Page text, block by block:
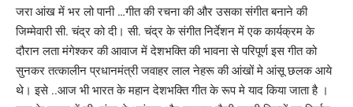
जरा आंख में भर लो पानी …गीत की रचना की और उसका संगीत बनाने की
जिम्मेवारी सी. चंद्र को दी। सी. चंद्र के संगीत निर्देशन में एक कार्यक्रम के
दौरान लता मंगेश्कर की आवाज में देशभक्ति की भावना से परिपूर्ण इस गीत को
सुनकर तत्कालीन प्रधानमंत्री जवाहर लाल नेहरू की आंखों मे आंसू छलक आये
थे। इसे ..आज भी भारत के महान देशभक्ति गीत के रूप मे याद किया जाता है ।